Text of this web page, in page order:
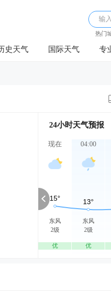
输
热门
史天气 国际天气 专
24小时天气预报
现在
东风
2级
优
04:00
东风
2级
优